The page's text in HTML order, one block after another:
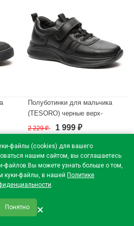
файлы (cookies) для вашего
нашим сайтом, вы соглашаетесь
файлов.Вы можете узнать больше о том,
куки-файлы, в нашей Политике
.
Понятно ×
Полуботинки для мальчика
(TESORO) черные верх-
искусственная кожа
подкладка-натуральная кожа
размерный ряд 33-38 артикул
138676/03-01
В наличии
2 229₽ 1 999 ₽
qr_code